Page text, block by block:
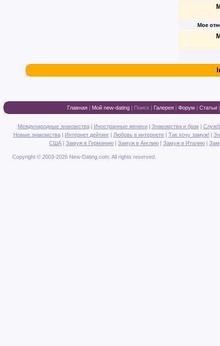
Мое
Главная | Мой new-dating | Поиск | Галерея | Форум | Статьи
Международные знакомства| Иностранные женихи| Знакомства и брак|
Новые знакомства| Интернет дейтинг| Любовь в интернете| Так хочу замуж! |
США | Замуж в Германию | Замуж в Англию | Замуж в Италию |
Copyright © 2003-2026 New-Dating.com. All rights reserved.